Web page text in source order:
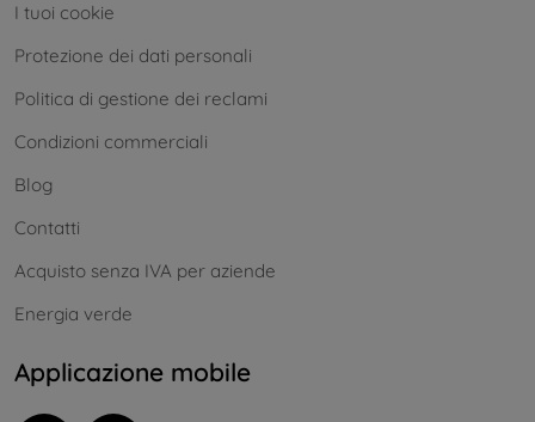
I tuoi cookie
Protezione dei dati personali
Politica di gestione dei reclami
Condizioni commerciali
Blog
Contatti
Acquisto senza IVA per aziende
Energia verde
Applicazione mobile